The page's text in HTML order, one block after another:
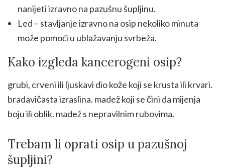
nanijeti izravno na pazušnu šupljinu.
Led – stavljanje izravno na osip nekoliko minuta
može pomoći u ublažavanju svrbeža.
Kako izgleda kancerogeni osip?
grubi, crveni ili ljuskavi dio kože koji se krusta ili krvari.
bradavičasta izraslina. madež koji se čini da mijenja
boju ili oblik. madež s nepravilnim rubovima.
Trebam li oprati osip u pazušnoj
šupljini?